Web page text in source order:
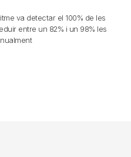
va detectar el 100% de les
entre un 82% i un 98% les